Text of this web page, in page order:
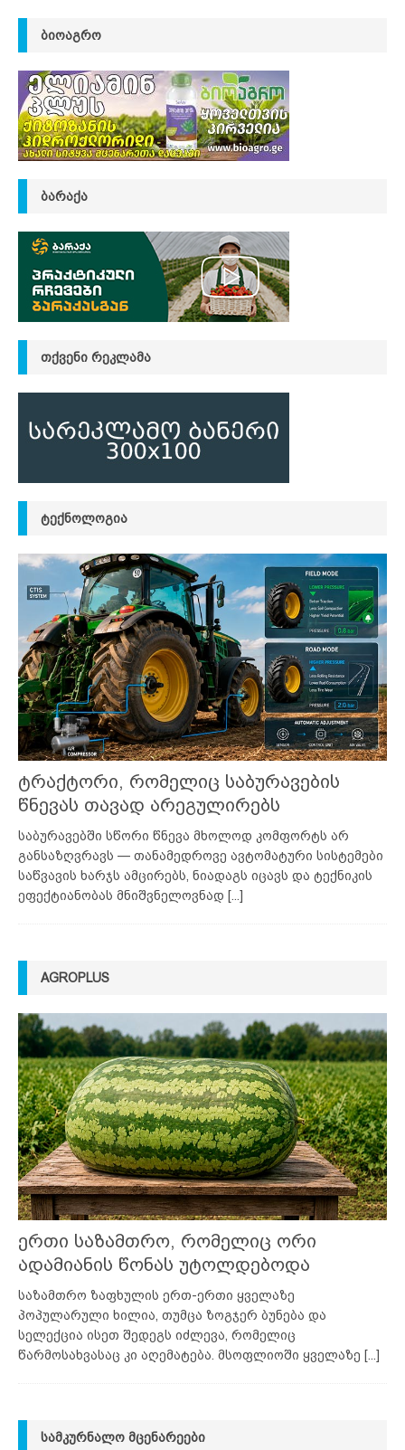
ᲑᲘᲝᲐᲒᲠᲝ
ᲑᲐᲠᲐᲥᲐ
ᲗᲥᲕᲔᲜᲘ ᲠᲔᲙᲚᲐᲛᲐ
ᲢᲔᲥᲜᲝᲚᲝᲒᲘᲐ
ტრაქტორი, რომელიც საბურავების
წნევას თავად არეგულირებს
საბურავებში სწორი წნევა მხოლოდ კომფორტს არ
განსაზღვრავს — თანამედროვე ავტომატური სისტემები
საწვავის ხარჯს ამცირებს, ნიადაგს იცავს და ტექნიკის
ეფექტიანობას მნიშვნელოვნად [...]
AGROPLUS
ერთი საზამთრო, რომელიც ორი
ადამიანის წონას უტოლდებოდა
საზამთრო ზაფხულის ერთ-ერთი ყველაზე
პოპულარული ხილია, თუმცა ზოგჯერ ბუნება და
სელექცია ისეთ შედეგს იძლევა, რომელიც
წარმოსახვასაც კი აღემატება. მსოფლიოში ყველაზე [...]
ᲡᲐᲛᲙᲣᲠᲜᲐᲚᲝ ᲛᲪᲔᲜᲐᲠᲔᲔᲑᲘ